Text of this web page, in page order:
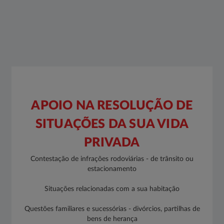
APOIO NA RESOLUÇÃO DE
SITUAÇÕES DA SUA VIDA
PRIVADA
Co​ntestação de infrações rodoviárias - de trânsito ou
estacionamento
Situações relacionadas com a sua habitação
Questões familiares e sucessórias - divórcios, partilhas de
bens de herança